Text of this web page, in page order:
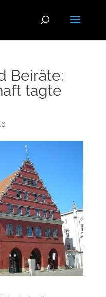
Beiräte:
tagte